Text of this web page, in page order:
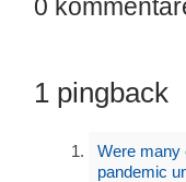
0
1 pingback
Were many
pandemic